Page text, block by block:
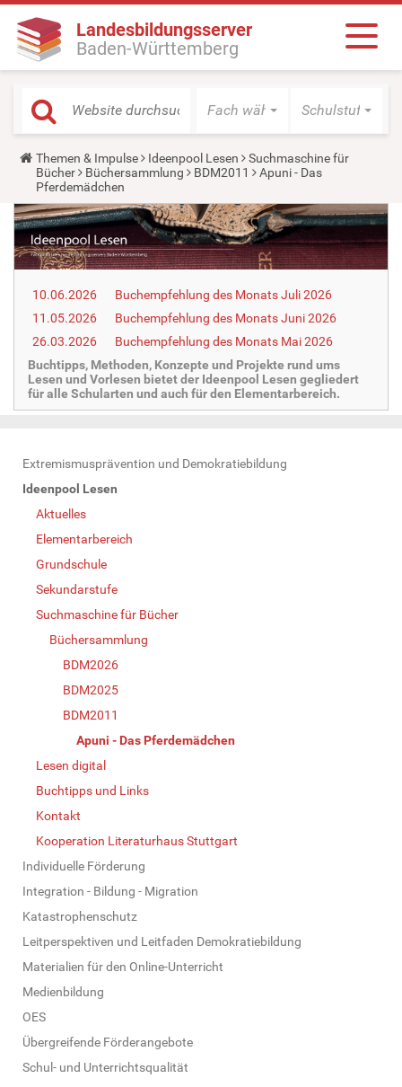
Landesbildungsserver
Baden-Württemberg
Fach wählen Schulstufe
Y
o
u
a
r
e
h
e
r
:
Themen & Impulse Ideenpool Lesen
Suchmaschine für
Bücher
Büchersammlung BDM2011
Apuni - Das
Pferdemädchen
10.06.2026
Buchempfehlung des Monats Juli 2026
11.05.2026
Buchempfehlung des Monats Juni 2026
26.03.2026
Buchempfehlung des Monats Mai 2026
Buchtipps, Methoden, Konzepte und Projekte rund ums
Lesen und Vorlesen bietet der Ideenpool Lesen gegliedert
für alle Schularten und auch für den Elementarbereich.
N
a
Extremismusprävention und Demokratiebildung
Ideenpool Lesen
Aktuelles
Elementarbereich
Grundschule
Sekundarstufe
Suchmaschine für Bücher
Büchersammlung
BDM2026
BDM2025
BDM2011
Apuni - Das Pferdemädchen
Lesen digital
Buchtipps und Links
Kontakt
Kooperation Literaturhaus Stuttgart
Individuelle Förderung
Integration - Bildung - Migration
Katastrophenschutz
Leitperspektiven und Leitfaden Demokratiebildung
Materialien für den Online-Unterricht
Medienbildung
OES
Übergreifende Förderangebote
Schul- und Unterrichtsqualität